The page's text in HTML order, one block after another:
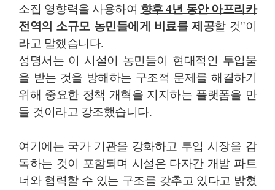
소집 영향력을 사용하여 향후 4년 동안 아프리카
전역의 소규모 농민들에게 비료를 제공할 것"이
라고 말했습니다.
성명서는 이 시설이 농민들이 현대적인 투입물
을 받는 것을 방해하는 구조적 문제를 해결하기
위해 중요한 정책 개혁을 지지하는 플랫폼을 만
들 것이라고 강조했습니다.
여기에는 국가 기관을 강화하고 투입 시장을 감
독하는 것이 포함되며 시설은 다자간 개발 파트
너와 협력할 수 있는 구조를 갖추고 있다고 밝혔